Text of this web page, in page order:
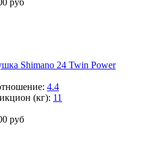
Shimano 24 Twin Power
4.4
(кг): 11
руб